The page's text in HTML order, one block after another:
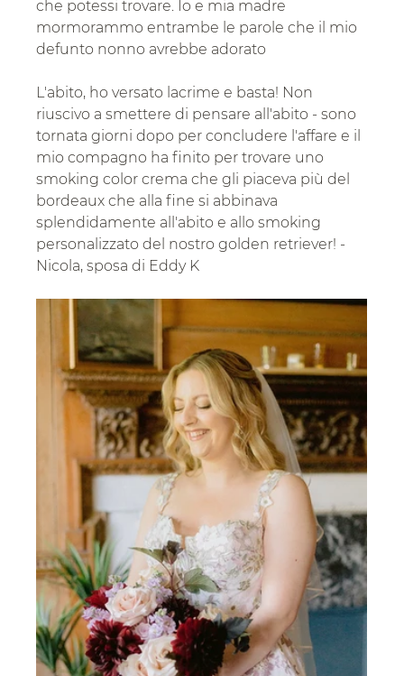
che potessi trovare. Io e mia madre
mormorammo entrambe le parole che il mio
defunto nonno avrebbe adorato
L'abito, ho versato lacrime e basta! Non
riuscivo a smettere di pensare all'abito - sono
tornata giorni dopo per concludere l'affare e il
mio compagno ha finito per trovare uno
smoking color crema che gli piaceva più del
bordeaux che alla fine si abbinava
splendidamente all'abito e allo smoking
personalizzato del nostro golden retriever! -
Nicola, sposa di Eddy K